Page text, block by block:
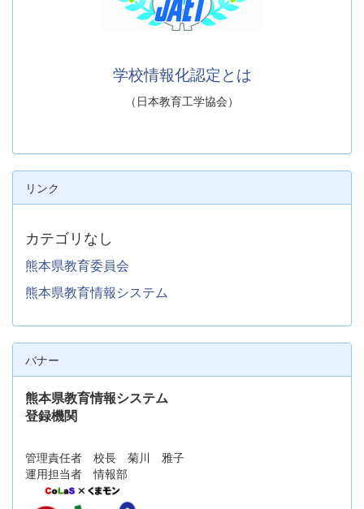
学校情報化認定とは
（日本教育工学協会）
リンク
カテゴリなし
熊本県教育委員会
熊本県教育情報システム
バナー
熊本県教育情報システム
登録機関
管理責任者 校長 菊川 雅子
運用担当者 情報部